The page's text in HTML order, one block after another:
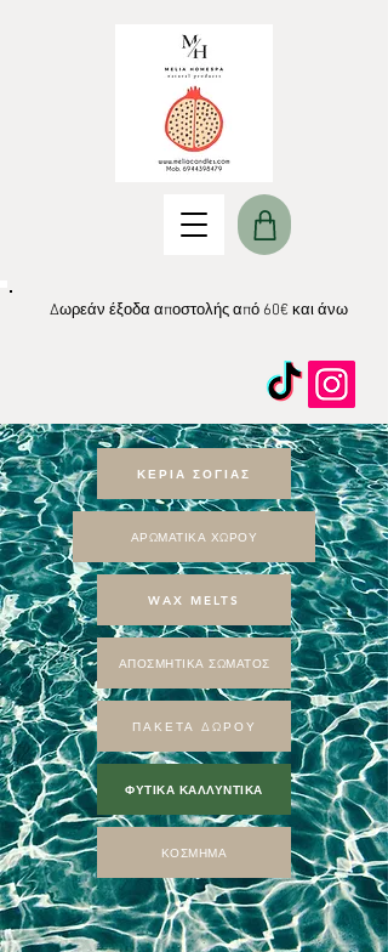
Δωρεάν έξοδα αποστολής από 60€ και άνω
ΚΕΡΙΑ ΣΟΓΙΑΣ
ΑΡΩΜΑΤΙΚΑ ΧΩΡΟΥ
WAX MELTS
ΑΠΟΣΜΗΤΙΚΑ ΣΩΜΑΤΟΣ
ΠΑΚΕΤΑ ΔΩΡΟΥ
ΦΥΤΙΚΑ ΚΑΛΛΥΝΤΙΚΑ
ΚΟΣΜΗΜΑ